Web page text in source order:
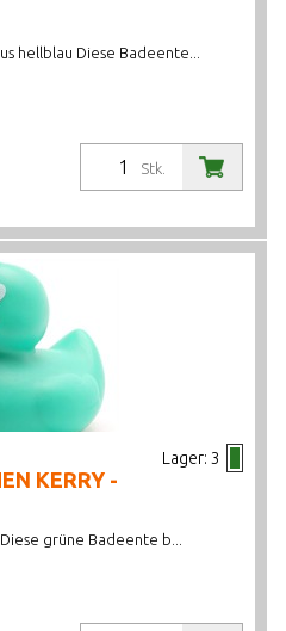
hellblau Diese Badeente...
Stk.
Lager: 3
KERRY -
grüne Badeente b...